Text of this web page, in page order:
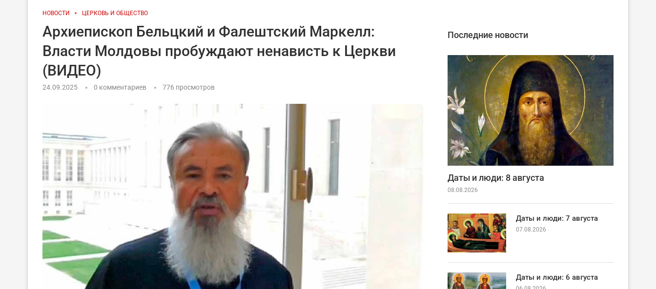
НОВОСТИ ЦЕРКОВЬ И ОБЩЕСТВО
Архиепископ Бельцкий и Фалештский Маркелл:
Власти Молдовы пробуждают ненависть к Церкви
(ВИДЕО)
24.09.2025 0 комментариев 776 просмотров
Последние новости
Даты и люди: 8 августа
08.08.2026
Даты и люди: 7 августа
07.08.2026
Даты и люди: 6 августа